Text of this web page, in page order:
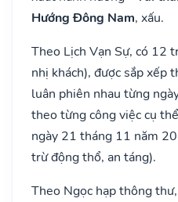
Hướng Đông Nam, xấu.
Theo Lịch Vạn Sự, có 12
nhị khách), được sắp xếp
luân phiên nhau từng
theo từng công việc cụ
ngày 21 tháng 11 năm
trừ động thổ, an táng).
Theo Ngọc hạp thông